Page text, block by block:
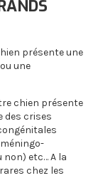
présente une
une
chien présente
des crises
non) etc… A la
chez les